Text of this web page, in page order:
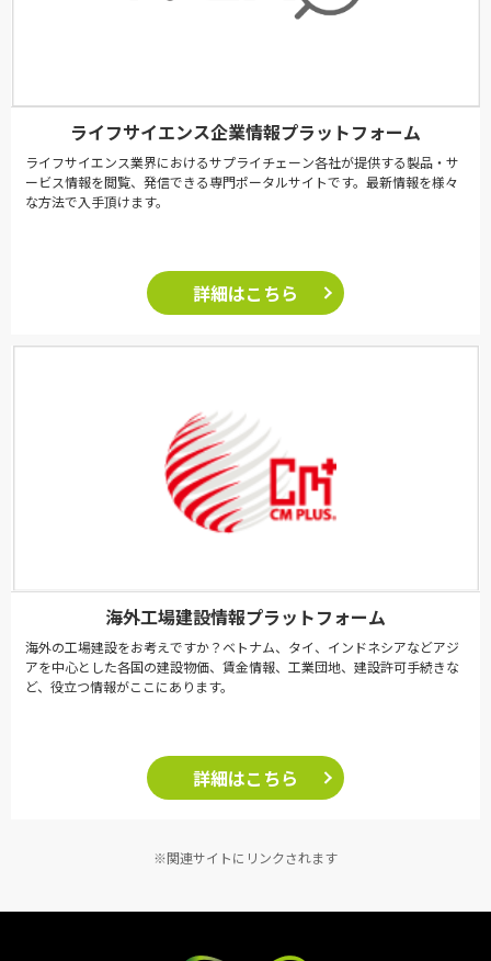
ライフサイエンス企業情報プラットフォーム
ライフサイエンス業界におけるサプライチェーン各社が提供する製品・サ
ービス情報を閲覧、発信できる専門ポータルサイトです。最新情報を様々
な方法で入手頂けます。
詳細はこちら
海外工場建設情報プラットフォーム
海外の工場建設をお考えですか？ベトナム、タイ、インドネシアなどアジ
アを中心とした各国の建設物価、賃金情報、工業団地、建設許可手続きな
ど、役立つ情報がここにあります。
詳細はこちら
※関連サイトにリンクされます